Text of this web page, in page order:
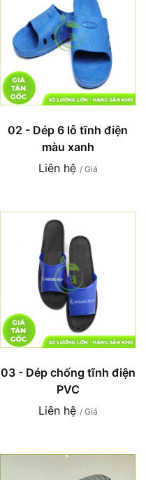
02 - Dép 6 lỗ tĩnh điện
màu xanh
Liên hệ / Giá
03 - Dép chống tĩnh điện
PVC
Liên hệ / Giá